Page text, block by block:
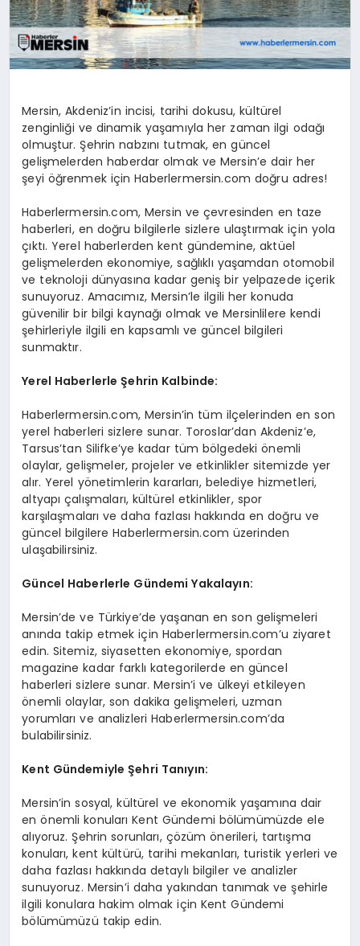
SPOR
TEKNOLOJI
Mersin, Akdeniz’in incisi, tarihi dokusu, kültürel
zenginliği ve dinamik yaşamıyla her zaman ilgi odağı
olmuştur. Şehrin nabzını tutmak, en güncel
gelişmelerden haberdar olmak ve Mersin’e dair her
şeyi öğrenmek için Haberlermersin.com doğru adres!
Haberlermersin.com, Mersin ve çevresinden en taze
haberleri, en doğru bilgilerle sizlere ulaştırmak için yola
çıktı. Yerel haberlerden kent gündemine, aktüel
gelişmelerden ekonomiye, sağlıklı yaşamdan otomobil
ve teknoloji dünyasına kadar geniş bir yelpazede içerik
sunuyoruz. Amacımız, Mersin’le ilgili her konuda
güvenilir bir bilgi kaynağı olmak ve Mersinlilere kendi
şehirleriyle ilgili en kapsamlı ve güncel bilgileri
sunmaktır.
Yerel Haberlerle Şehrin Kalbinde:
Haberlermersin.com, Mersin’in tüm ilçelerinden en son
yerel haberleri sizlere sunar. Toroslar’dan Akdeniz’e,
Tarsus’tan Silifke’ye kadar tüm bölgedeki önemli
olaylar, gelişmeler, projeler ve etkinlikler sitemizde yer
alır. Yerel yönetimlerin kararları, belediye hizmetleri,
altyapı çalışmaları, kültürel etkinlikler, spor
karşılaşmaları ve daha fazlası hakkında en doğru ve
güncel bilgilere Haberlermersin.com üzerinden
ulaşabilirsiniz.
Güncel Haberlerle Gündemi Yakalayın:
Mersin’de ve Türkiye’de yaşanan en son gelişmeleri
anında takip etmek için Haberlermersin.com’u ziyaret
edin. Sitemiz, siyasetten ekonomiye, spordan
magazine kadar farklı kategorilerde en güncel
haberleri sizlere sunar. Mersin’i ve ülkeyi etkileyen
önemli olaylar, son dakika gelişmeleri, uzman
yorumları ve analizleri Haberlermersin.com’da
bulabilirsiniz.
Kent Gündemiyle Şehri Tanıyın:
Mersin’in sosyal, kültürel ve ekonomik yaşamına dair
en önemli konuları Kent Gündemi bölümümüzde ele
alıyoruz. Şehrin sorunları, çözüm önerileri, tartışma
konuları, kent kültürü, tarihi mekanları, turistik yerleri ve
daha fazlası hakkında detaylı bilgiler ve analizler
sunuyoruz. Mersin’i daha yakından tanımak ve şehirle
ilgili konulara hakim olmak için Kent Gündemi
bölümümüzü takip edin.